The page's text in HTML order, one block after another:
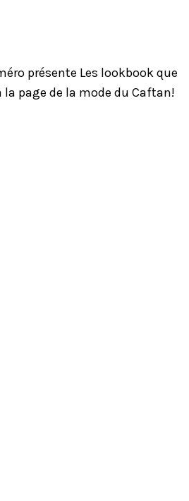
présente Les lookbook que
page de la mode du Caftan!